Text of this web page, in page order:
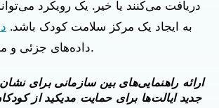
دریافت می‌کنند یا خیر. یک رویکرد
به ایجاد یک مرکز سلامت کودک باشد.
داده‌های جزئی و مختص طرح است.
جدید ایالت‌ها برای حمایت مدیکید از